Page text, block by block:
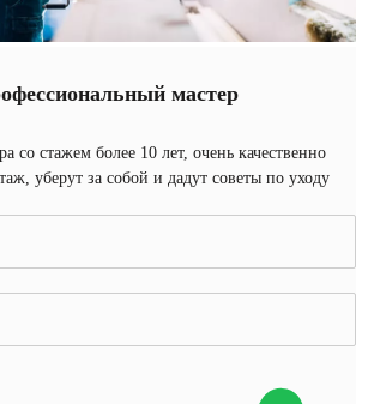
мастер
со стажем более 10 лет, очень качественно
уберут за собой и дадут советы по уходу